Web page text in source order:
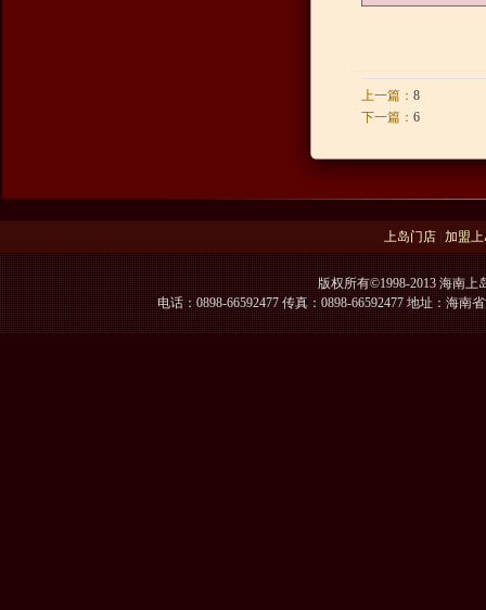
上一篇： 8
下一篇： 6
上岛门店 加盟
版权所有©1998-2013 海南上
电话：0898-66592477 传真：0898-66592477 地址：海南